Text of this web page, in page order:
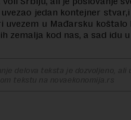
uvezao jedan kontejner
uvezem u Mađarsku
zemalja kod nas, a sad idu
delova teksta je dozvoljeno,
tekstu na novaekonomija.rs